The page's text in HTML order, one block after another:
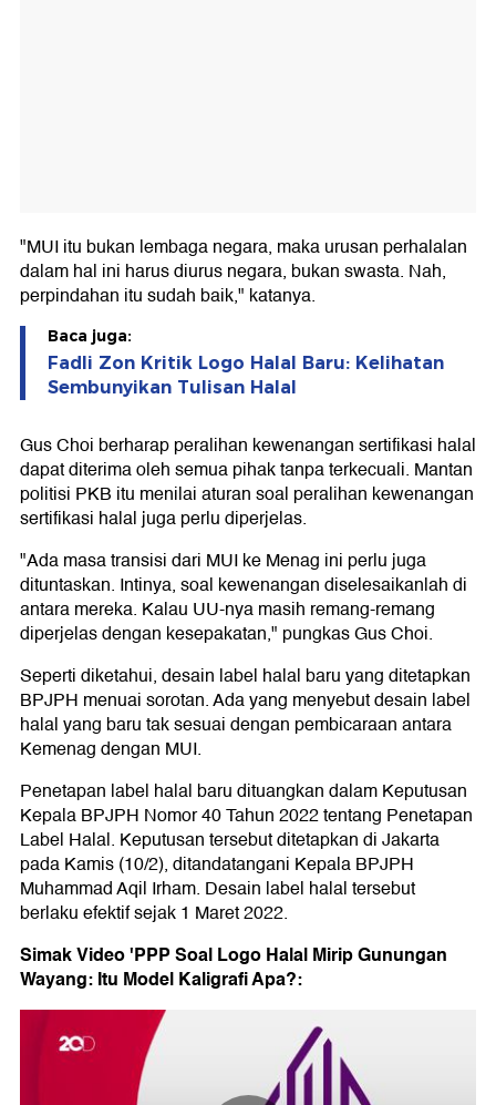
"MUI itu bukan lembaga negara, maka urusan perhalalan
dalam hal ini harus diurus negara, bukan swasta. Nah,
perpindahan itu sudah baik," katanya.
Baca juga:
Fadli Zon Kritik Logo Halal Baru: Kelihatan
Sembunyikan Tulisan Halal
Gus Choi berharap peralihan kewenangan sertifikasi halal
dapat diterima oleh semua pihak tanpa terkecuali. Mantan
politisi PKB itu menilai aturan soal peralihan kewenangan
sertifikasi halal juga perlu diperjelas.
"Ada masa transisi dari MUI ke Menag ini perlu juga
dituntaskan. Intinya, soal kewenangan diselesaikanlah di
antara mereka. Kalau UU-nya masih remang-remang
diperjelas dengan kesepakatan," pungkas Gus Choi.
Seperti diketahui, desain label halal baru yang ditetapkan
BPJPH menuai sorotan. Ada yang menyebut desain label
halal yang baru tak sesuai dengan pembicaraan antara
Kemenag dengan MUI.
Penetapan label halal baru dituangkan dalam Keputusan
Kepala BPJPH Nomor 40 Tahun 2022 tentang Penetapan
Label Halal. Keputusan tersebut ditetapkan di Jakarta
pada Kamis (10/2), ditandatangani Kepala BPJPH
Muhammad Aqil Irham. Desain label halal tersebut
berlaku efektif sejak 1 Maret 2022.
Simak Video 'PPP Soal Logo Halal Mirip Gunungan
Wayang: Itu Model Kaligrafi Apa?: